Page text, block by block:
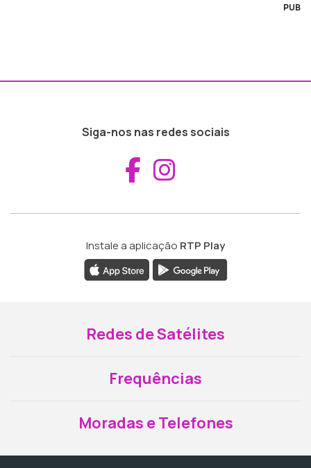
PUB
Siga-nos nas redes sociais
Aceder ao
Instale a aplicação RTP Play
Redes de Satélites
Frequências
Moradas e Telefones